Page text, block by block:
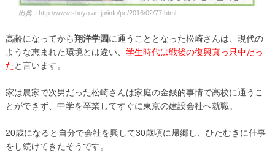
出典： http://www.shoyo.ac.jp/info/pc/2016/02/77.html
高齢になってから翔洋学園に通うこととなった松崎さんは、現代の
ような恵まれた環境とは違い、 学生時代は戦後の復興真っ只中だっ
たと言います。
家は農家で次男だった松崎さんは家庭の金銭的事情で高校に通うこ
とができず、中学を卒業してすぐに東京の建設会社へ就職。
20歳になると自分で会社を興して30歳頃に帰郷し、ひたむきに仕事
をし続けてきたそうです。